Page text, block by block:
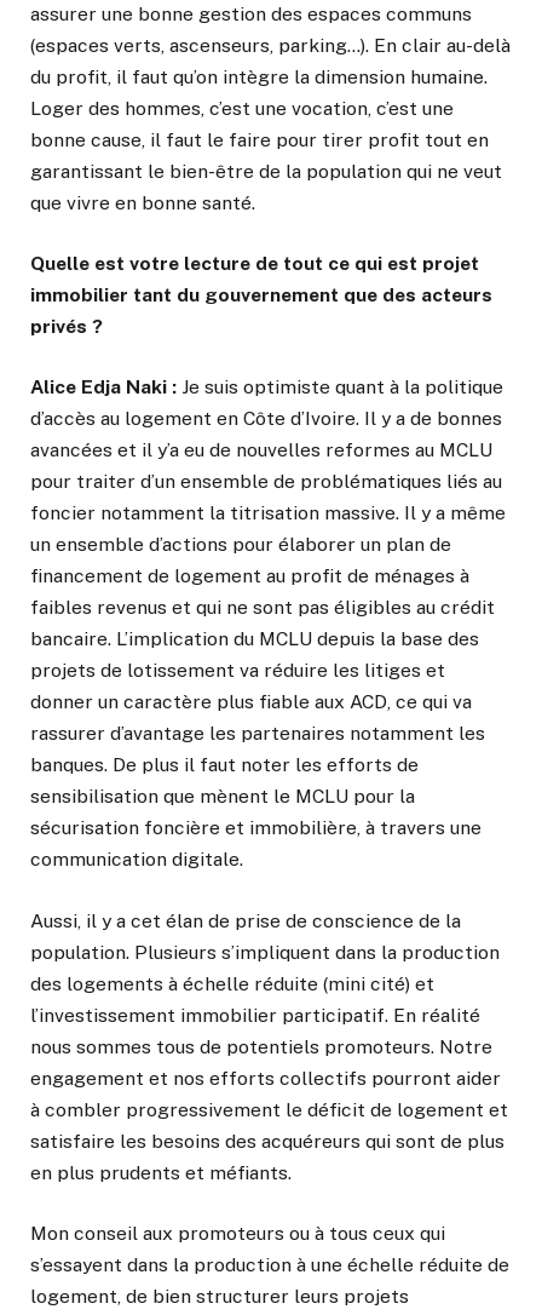
assurer une bonne gestion des espaces communs
(espaces verts, ascenseurs, parking…). En clair au-delà
du profit, il faut qu’on intègre la dimension humaine.
Loger des hommes, c’est une vocation, c’est une
bonne cause, il faut le faire pour tirer profit tout en
garantissant le bien-être de la population qui ne veut
que vivre en bonne santé.
Quelle est votre lecture de tout ce qui est projet
immobilier tant du gouvernement que des acteurs
privés ?
Alice Edja Naki : Je suis optimiste quant à la politique
d’accès au logement en Côte d’Ivoire. Il y a de bonnes
avancées et il y’a eu de nouvelles reformes au MCLU
pour traiter d’un ensemble de problématiques liés au
foncier notamment la titrisation massive. Il y a même
un ensemble d’actions pour élaborer un plan de
financement de logement au profit de ménages à
faibles revenus et qui ne sont pas éligibles au crédit
bancaire. L’implication du MCLU depuis la base des
projets de lotissement va réduire les litiges et
donner un caractère plus fiable aux ACD, ce qui va
rassurer d’avantage les partenaires notamment les
banques. De plus il faut noter les efforts de
sensibilisation que mènent le MCLU pour la
sécurisation foncière et immobilière, à travers une
communication digitale.
Aussi, il y a cet élan de prise de conscience de la
population. Plusieurs s’impliquent dans la production
des logements à échelle réduite (mini cité) et
l’investissement immobilier participatif. En réalité
nous sommes tous de potentiels promoteurs. Notre
engagement et nos efforts collectifs pourront aider
à combler progressivement le déficit de logement et
satisfaire les besoins des acquéreurs qui sont de plus
en plus prudents et méfiants.
Mon conseil aux promoteurs ou à tous ceux qui
s’essayent dans la production à une échelle réduite de
logement, de bien structurer leurs projets